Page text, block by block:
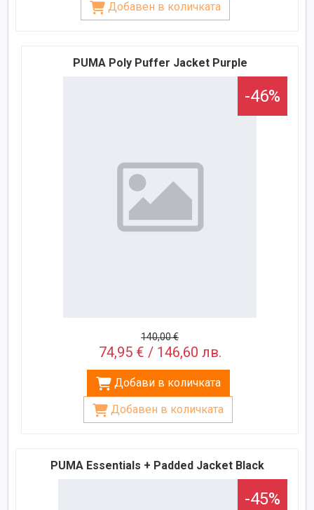
Добавен в количката
PUMA Poly Puffer Jacket Purple
-46%
140,00 €
74,95 € / 146,60 лв.
Добави в количката
Добавен в количката
PUMA Essentials + Padded Jacket Black
-45%